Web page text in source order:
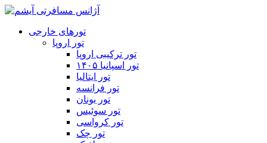
تورهای خارجی
تور اروپا
تور ترکیبی اروپا
تور اسپانیا ۱۴۰۵
تور ایتالیا
تور فرانسه
تور یونان
تور سوئیس
تور کرواسی
تور چک